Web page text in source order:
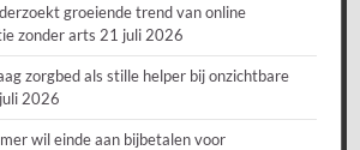
groeiende trend van online
zonder arts 21 juli 2026
zorgbed als stille helper bij onzichtbare
2026
wil einde aan bijbetalen voor